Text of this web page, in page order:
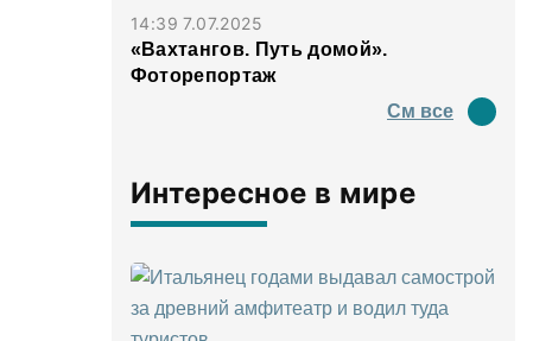
14:39 7.07.2025
«Вахтангов. Путь домой».
Фоторепортаж
См все
Интересное в мире